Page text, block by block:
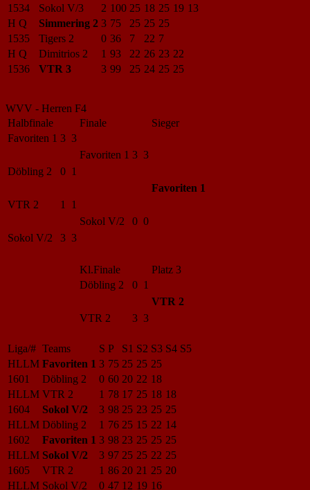
1534 Sokol V/3 2 100 25 18 25 19 13
H Q
Simmering 2 3 75 25 25 25
1535
Tigers 2 0 36 7 22 7
H Q
Dimitrios 2 1 93 22 26 23 22
1536
VTR 3 3 99 25 24 25 25
WVV - Herren F4
Halbfinale
Finale
Sieger
Favoriten 1 3 3
Favoriten 1 3 3
Döbling 2
0 1
Favoriten 1
VTR 2
1 1
Sokol V/2
0 0
Sokol V/2
3 3
Kl.Finale
Platz 3
Döbling 2
0 1
VTR 2
VTR 2
3 3
Liga/# Teams S P S1 S2 S3 S4 S5
HLLM Favoriten 1 3 75 25 25 25
1601
Döbling 2 0 60 20 22 18
HLLM VTR 2 1 78 17 25 18 18
1604
Sokol V/2 3 98 25 23 25 25
HLLM Döbling 2 1 76 25 15 22 14
1602
Favoriten 1 3 98 23 25 25 25
HLLM Sokol V/2 3 97 25 25 22 25
1605
VTR 2 1 86 20 21 25 20
HLLM Sokol V/2 0 47 12 19 16